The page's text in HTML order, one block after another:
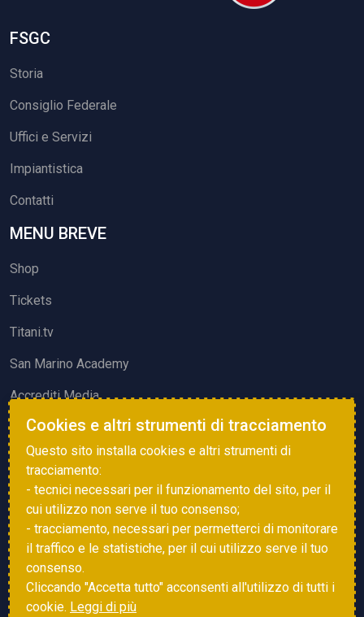
FSGC
Storia
Consiglio Federale
Uffici e Servizi
Impiantistica
Contatti
MENU BREVE
Shop
Tickets
Titani.tv
San Marino Academy
Accrediti Media
ATTIVITÀ ED EVENTI
Squadre di Calcio
Associazione Sammarinese Arbitri
Vota gol e parata
Cookies e altri strumenti di tracciamento
Questo sito installa cookies e altri strumenti di
tracciamento:
- tecnici necessari per il funzionamento del sito, per il
cui utilizzo non serve il tuo consenso;
- tracciamento, necessari per permetterci di monitorare
il traffico e le statistiche, per il cui utilizzo serve il tuo
consenso.
Cliccando "Accetta tutto" acconsenti all'utilizzo di tutti i
cookie. Leggi di più